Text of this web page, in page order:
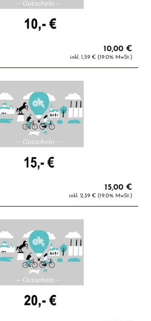
10,00 €
inkl. 1,59 € (19.0% MwSt.)
15,00 €
inkl. 2,39 € (19.0% MwSt.)